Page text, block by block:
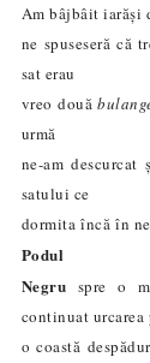
Am bâjbâit iarăși
ne spuseseră că
sat erau
vreo două
urmă
ne-am
satului ce
dormita încă în
Podul
Negru spre o
continuat urcarea
o coastă